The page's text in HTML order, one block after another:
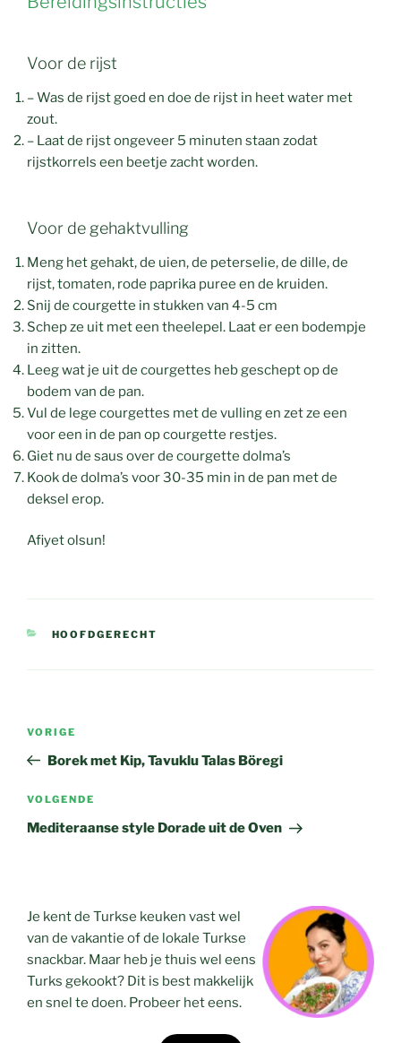
Voor de rijst
– Was de rijst goed en doe de rijst in heet water met
zout.
– Laat de rijst ongeveer 5 minuten staan zodat
rijstkorrels een beetje zacht worden.
Voor de gehaktvulling
Meng het gehakt, de uien, de peterselie, de dille, de
rijst, tomaten, rode paprika puree en de kruiden.
Snij de courgette in stukken van 4-5 cm
Schep ze uit met een theelepel. Laat er een bodempje
in zitten.
Leeg wat je uit de courgettes heb geschept op de
bodem van de pan.
Vul de lege courgettes met de vulling en zet ze een
voor een in de pan op courgette restjes.
Giet nu de saus over de courgette dolma’s
Kook de dolma’s voor 30-35 min in de pan met de
deksel erop.
Afiyet olsun!
CATEGORIEËN
HOOFDGERECHT
Vorig
bericht
VORIGE
Borek met Kip, Tavuklu Talas Böregi
Volgend
bericht
VOLGENDE
Mediteraanse style Dorade uit de Oven
Je kent de Turkse keuken vast wel
van de vakantie of de lokale Turkse
snackbar. Maar heb je thuis wel eens
Turks gekookt? Dit is best makkelijk
en snel te doen. Probeer het eens.